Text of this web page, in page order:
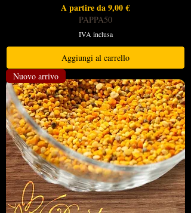
A partire da9,00 €
Prezzo scontato
PAPPA50
IVA inclusa
Aggiungi al carrello
Nuovo arrivo